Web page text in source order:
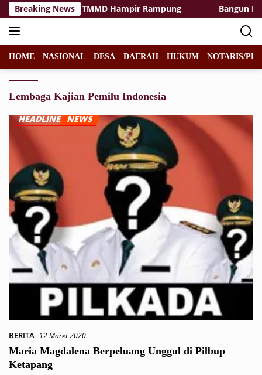
Langsung
ke
konten
Breaking News
Rest Area TMMD Hampir Rampung Bangun
HOME NASIONAL DESA DAERAH HUKUM NOTARIS/
Lembaga Kajian Pemilu Indonesia
BERITA 12 Maret 2020
Maria Magdalena Berpeluang Unggul di Pilbup
Ketapang